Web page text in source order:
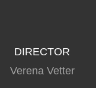
DIRECTOR
Verena Vetter